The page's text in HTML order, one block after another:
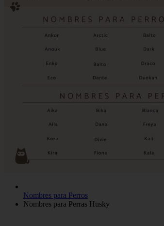
Nombres para Perros
Nombres para Perras Husky